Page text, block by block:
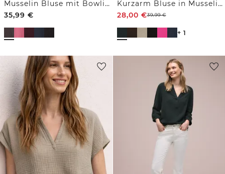
Musselin Bluse mit Bowling-Kragen
35,99 €
Kurzarm Bluse in Musselinqualität mit Turn-Up
28,00 €39,99€
+ 1